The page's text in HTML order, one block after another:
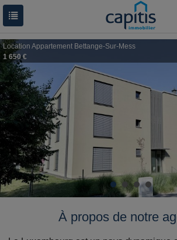
Location Appartement Bettange-Sur-Mess
1 650 €
À propos de notre